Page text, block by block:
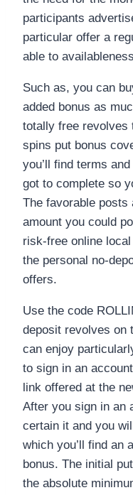
participants
particular offer a
able to
Such as, you can
added bonus as
totally free revolves
spins put bonus
you’ll find terms
got to complete so
The favorable posts
amount you could
risk-free online
the personal no-
offers.
Use the code
deposit revolves on
can enjoy
to sign in an
link offered at the
After you sign in an
certain it and you
which you’ll find an
bonus. The initial
the absolute